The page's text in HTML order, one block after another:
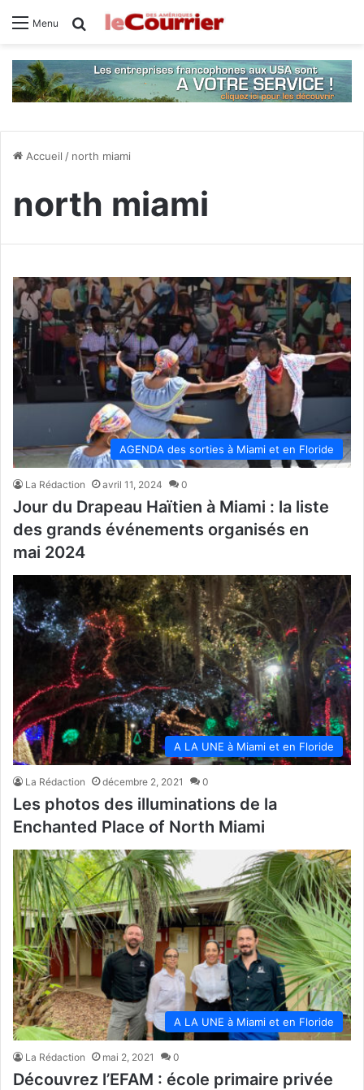
Menu Rechercher
Accueil / north miami
north miami
AGENDA des sorties à Miami et en Floride
La Rédaction avril 11, 2024 0
Jour du Drapeau Haïtien à Miami : la liste
des grands événements organisés en
mai 2024
A LA UNE à Miami et en Floride
La Rédaction décembre 2, 2021 0
Les photos des illuminations de la
Enchanted Place of North Miami
A LA UNE à Miami et en Floride
La Rédaction mai 2, 2021 0
Découvrez l’EFAM : école primaire privée